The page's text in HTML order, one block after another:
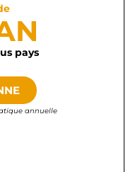
pays
annuelle